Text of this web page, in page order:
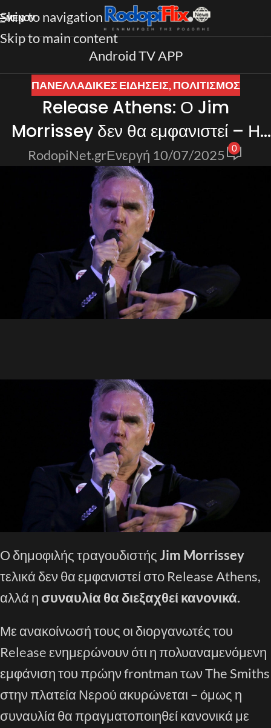
Skip to navigation
Skip to main content
ΜΕΝΟΎ
Android TV APP
ΠΑΝΕΛΛΑΔΙΚΈΣ ΕΙΔΉΣΕΙΣ,ΠΟΛΙΤΙΣΜΟΣ
Release Athens: Ο Jim
Morrissey δεν θα εμφανιστεί – Η
συναυλία θα γίνει
RodopiNet.grΕνεργή 10/07/2025 0
Ο δημοφιλής τραγουδιστήςJim Morrissey
τελικά δεν θα εμφανιστεί στο Release Athens,
αλλά η συναυλία θα διεξαχθεί κανονικά.
Με ανακοίνωσή τους οι διοργανωτές του
Release ενημερώνουν ότι η πολυαναμενόμενη
εμφάνιση του πρώην frontman των The Smiths
στην πλατεία Νερού ακυρώνεται – όμως η
συναυλία θα πραγματοποιηθεί κανονικά με